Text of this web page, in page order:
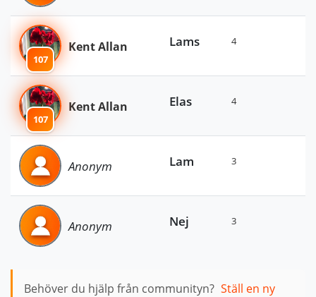
107
Kent Allan Lams 4
107
Kent Allan Elas 4
Anonym Lam 3
Anonym Nej 3
Behöver du hjälp från communityn? Ställ en ny